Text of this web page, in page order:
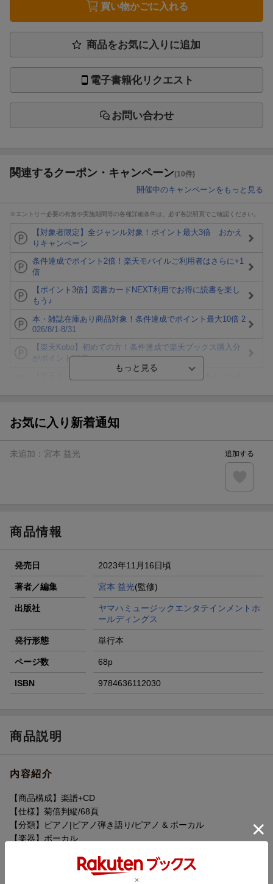
買い物かごに入れる
商品をお気に入りに追加
電子書籍化リクエスト
お問い合わせ
関連するクーポン・キャンペーン(10件)
開催中のキャンペーンをもっと見る
※エントリー必要の有無や実施期間等の各種詳細条件は、必ず各説明頁でご確認ください。
【対象者限定】全ジャンル対象！ポイント最大3倍 おかえ
りキャンペーン
条件達成でポイント2倍！楽天モバイルご利用者はさらに+1
倍
【ポイント3倍】図書カードNEXT利用でお得に読書を楽し
もう♪
本・雑誌在庫あり商品対象！条件達成でポイント最大10倍 2
026/8/1-8/31
【楽天Kobo】初めての方！条件達成で楽天ブックス購入分
がポイント20倍
ト山分け
エントリー＆3,000円以上購入で無料データSIM（3GB/月プ
楽天モバイル紹介キャンペーンの拡散で300円OFFクーポン
お気に入り新着通知
未追加： 宮本 益光 追加する
商品情報
発売日 2023年11月16日頃
著者／編集 宮本 益光(監修)
出版社
ヤマハミュージックエンタテインメントホ
ールディングス
発行形態 単行本
ページ数 68p
ISBN 9784636112030
商品説明
内容紹介
【商品構成】楽譜+CD
【仕様】菊倍判縦/68頁
【分類】ピアノ|ピアノ弾き語り/ピアノ & ボーカル
【楽器】ボーカル